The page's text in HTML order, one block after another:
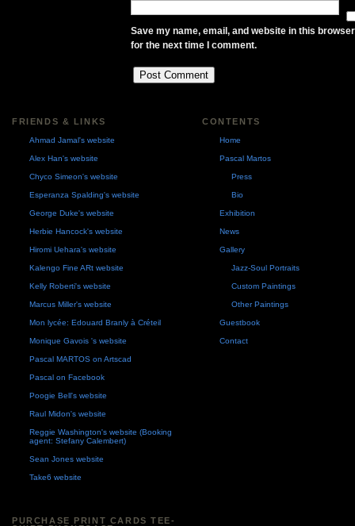
Save my name, email, and website in this browser
for the next time I comment.
FRIENDS & LINKS
Ahmad Jamal's website
Alex Han's website
Chyco Simeon's website
Esperanza Spalding's website
George Duke's website
Herbie Hancock's website
Hiromi Uehara's website
Kalengo Fine ARt website
Kelly Roberti's website
Marcus Miller's website
Mon lycée: Edouard Branly à Créteil
Monique Gavois 's website
Pascal MARTOS on Artscad
Pascal on Facebook
Poogie Bell's website
Raul Midon's website
Reggie Washington's website (Booking
agent: Stefany Calembert)
Sean Jones website
Take6 website
PURCHASE PRINT CARDS TEE-
CONTENTS
Home
Pascal Martos
Press
Bio
Exhibition
News
Gallery
Jazz-Soul Portraits
Custom Paintings
Other Paintings
Guestbook
Contact